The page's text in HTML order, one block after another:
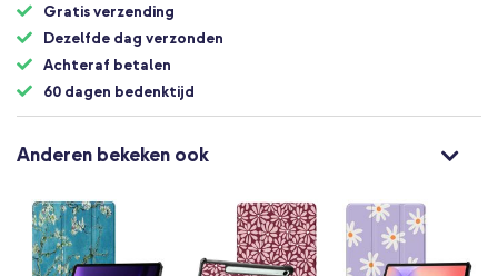
Gratis verzending
Dezelfde dag verzonden
Achteraf betalen
60 dagen bedenktijd
Anderen bekeken ook